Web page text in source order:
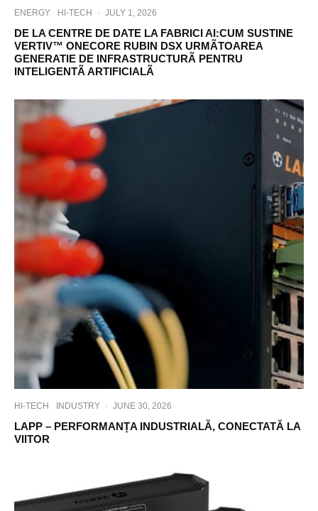
ENERGY HI-TECH · JULY 1, 2026
DE LA CENTRE DE DATE LA FABRICI AI:CUM SUSTINE
VERTIV™ ONECORE RUBIN DSX URMÃTOAREA
GENERATIE DE INFRASTRUCTURÃ PENTRU
INTELIGENTÃ ARTIFICIALÃ
HI-TECH INDUSTRY · JUNE 30, 2026
LAPP – PERFORMANȚA INDUSTRIALĂ, CONECTATĂ LA
VIITOR